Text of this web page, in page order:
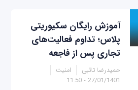
آموزش رایگان سکیوریتی
پلاس؛ تداوم فعالیت‌های
تجاری پس از فاجعه
حمیدرضا تائبی
امنیت
27/01/1401 - 11:50